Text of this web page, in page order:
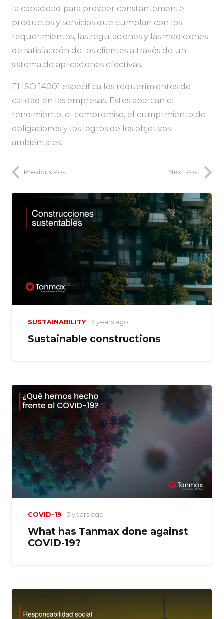
la capacidad para proveer constantemente
productos y servicios que cumplan con los
requerimientos, las regulaciones y las mediciones
de satisfacción de los clientes a través de un
sistema de aplicaciones efectivas.
El ISO 14001 especifica los requerimientos de
calidad en las empresas. Estos abarcan el
rendimiento, el compromiso, el cumplimiento de
obligaciones y los logros de los objetivos
ambientales.
Previous Post Next Post
SUSTAINABILITY 3 years ago
Sustainable constructions
COVID-19 5 years ago
What has Tanmax done against
COVID-19?